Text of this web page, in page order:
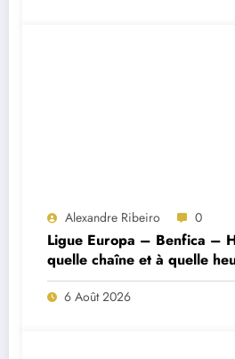
Alexandre Ribeiro 0
Ligue Europa – Benfica –
quelle chaîne et à quelle
match ?
6 Août 2026